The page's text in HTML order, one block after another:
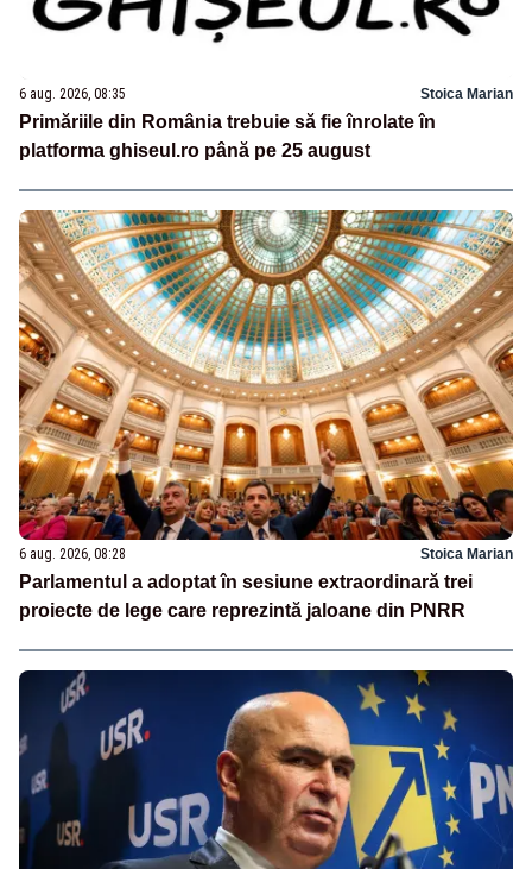
6 aug. 2026, 08:35 Stoica Marian
Primăriile din România trebuie să fie înrolate în
platforma ghiseul.ro până pe 25 august
6 aug. 2026, 08:28 Stoica Marian
Parlamentul a adoptat în sesiune extraordinară trei
proiecte de lege care reprezintă jaloane din PNRR